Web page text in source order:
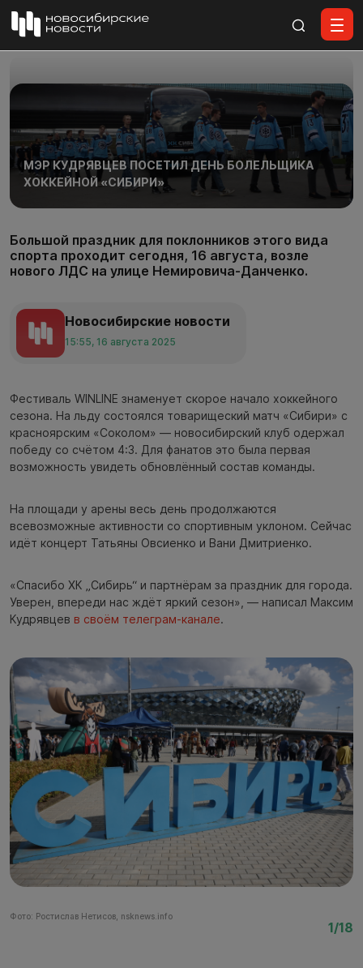
МЭР КУДРЯВЦЕВ ПОСЕТИЛ ДЕНЬ БОЛЕЛЬЩИКА
ХОККЕЙНОЙ «СИБИРИ»
Большой праздник для поклонников этого вида
спорта проходит сегодня, 16 августа, возле
нового ЛДС на улице Немировича-Данченко.
Новосибирские новости
15:55, 16 августа 2025
Фестиваль WINLINE знаменует скорое начало хоккейного
сезона. На льду состоялся товарищеский матч «Сибири» с
красноярским «Соколом» — новосибирский клуб одержал
победу со счётом 4:3. Для фанатов это была первая
возможность увидеть обновлённый состав команды.
На площади у арены весь день продолжаются
всевозможные активности со спортивным уклоном. Сейчас
идёт концерт Татьяны Овсиенко и Вани Дмитриенко.
«Спасибо ХК „Сибирь“ и партнёрам за праздник для города.
Уверен, впереди нас ждёт яркий сезон», — написал Максим
Кудрявцев в своём телеграм-канале.
Фото: Ростислав Нетисов, nsknews.info
1/18